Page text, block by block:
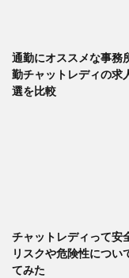
通勤にオススメな事務
勤チャットレディの求
選を比較
チャットレディって安
リスクや危険性につい
てみた